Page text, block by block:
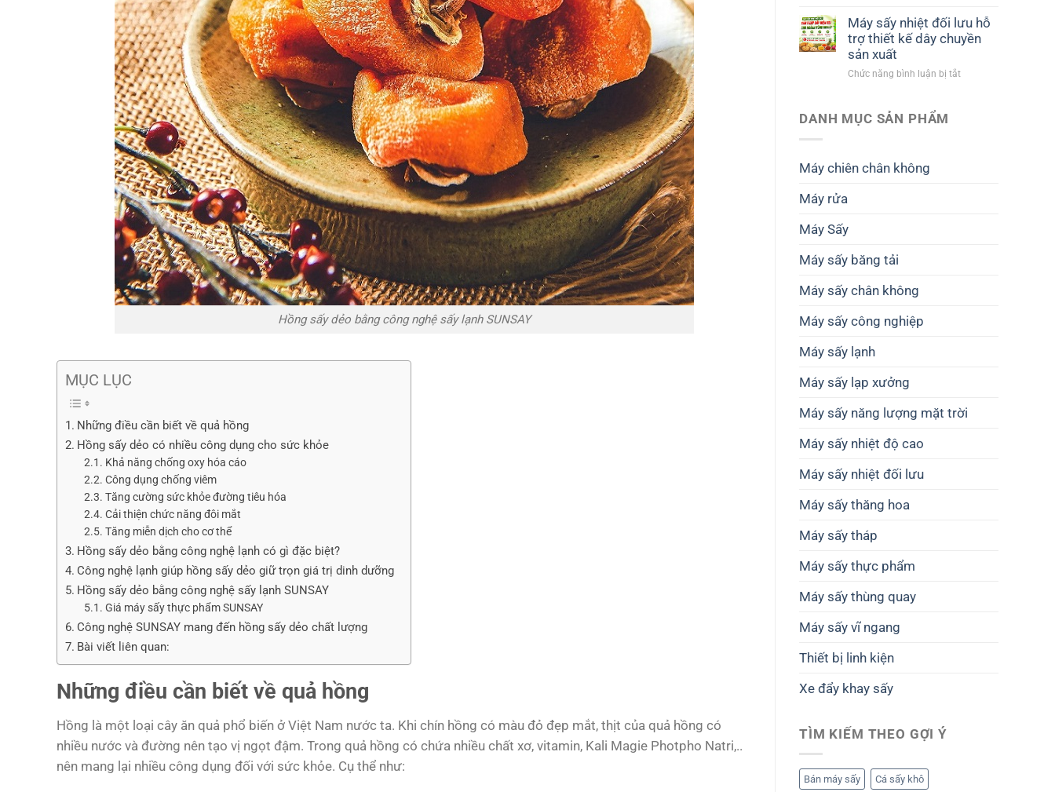
Hồng sấy dẻo bằng công nghệ sấy lạnh SUNSAY
MỤC LỤC
Những điều cần biết về quả hồng
Hồng sấy dẻo có nhiều công dụng cho sức khỏe
Khả năng chống oxy hóa cáo
Công dụng chống viêm
Tăng cường sức khỏe đường tiêu hóa
Cải thiện chức năng đôi mắt
Tăng miễn dịch cho cơ thể
Hồng sấy dẻo bằng công nghệ lạnh có gì đặc biệt?
Công nghệ lạnh giúp hồng sấy dẻo giữ trọn giá trị dinh dưỡng
Hồng sấy dẻo bằng công nghệ sấy lạnh SUNSAY
Giá máy sấy thực phẩm SUNSAY
Công nghệ SUNSAY mang đến hồng sấy dẻo chất lượng
Bài viết liên quan:
Những điều cần biết về quả hồng
Hồng là một loại cây ăn quả phổ biến ở Việt Nam nước ta. Khi chín hồng có màu đỏ đẹp mắt, thịt của quả hồng có
nhiều nước và đường nên tạo vị ngọt đậm. Trong quả hồng có chứa nhiều chất xơ, vitamin, Kali Magie Photpho Natri,..
nên mang lại nhiều công dụng đối với sức khỏe. Cụ thể như:
nông
sản
xuất
và
trình
sấy
khô
nguyên
Máy sấy nhiệt đối lưu hỗ
trợ thiết kế dây chuyền
sản xuất
Chức năng bình luận bị tắtở
DANH MỤC SẢN PHẨM
Máy chiên chân không
Máy rửa
Máy Sấy
Máy sấy băng tải
Máy sấy chân không
Máy sấy công nghiệp
Máy sấy lạnh
Máy sấy lạp xưởng
Máy sấy năng lượng mặt trời
Máy sấy nhiệt độ cao
Máy sấy nhiệt đối lưu
Máy sấy thăng hoa
Máy sấy tháp
Máy sấy thực phẩm
Máy sấy thùng quay
Máy sấy vĩ ngang
Thiết bị linh kiện
Xe đẩy khay sấy
TÌM KIẾM THEO GỢI Ý
Bán máy sấy Cá sấy khô